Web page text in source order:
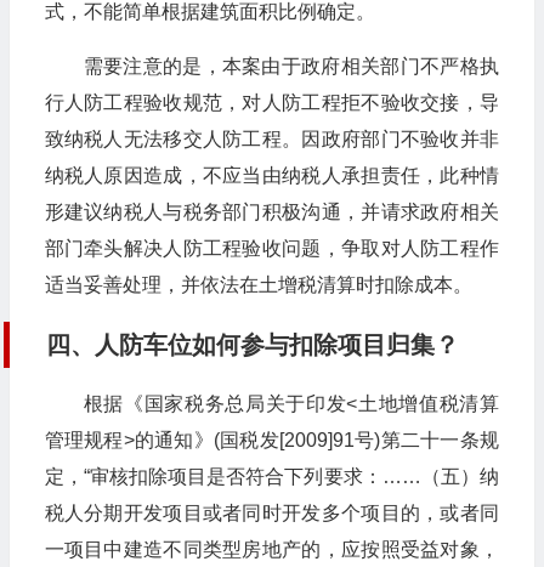
式，不能简单根据建筑面积比例确定。
需要注意的是，本案由于政府相关部门不严格执
行人防工程验收规范，对人防工程拒不验收交接，导
致纳税人无法移交人防工程。因政府部门不验收并非
纳税人原因造成，不应当由纳税人承担责任，此种情
形建议纳税人与税务部门积极沟通，并请求政府相关
部门牵头解决人防工程验收问题，争取对人防工程作
适当妥善处理，并依法在土增税清算时扣除成本。
四、人防车位如何参与扣除项目归集？
根据《国家税务总局关于印发<土地增值税清算
管理规程>的通知》(国税发[2009]91号)第二十一条规
定，“审核扣除项目是否符合下列要求：……（五）纳
税人分期开发项目或者同时开发多个项目的，或者同
一项目中建造不同类型房地产的，应按照受益对象，